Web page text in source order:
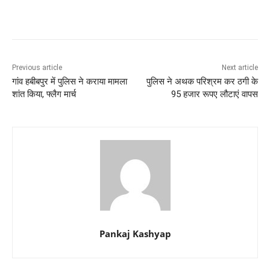
Previous article
गांव हबीबपुर में पुलिस ने कराया मामला
शांत किया, फ्लैग मार्च
Next article
पुलिस ने अथक परिश्रम कर ठगी के
95 हजार रूपए लौटाएं वापस
Pankaj Kashyap